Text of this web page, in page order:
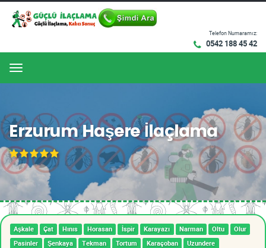
Telefon Numaramız:
0542 188 45 42
Menu
Erzurum Haşere İlaçlama
Aşkale Çat Hınıs Horasan İspir Karayazı Narman Oltu
Olur
Pasinler
Şenkaya Tekman Tortum Karaçoban
Uzundere